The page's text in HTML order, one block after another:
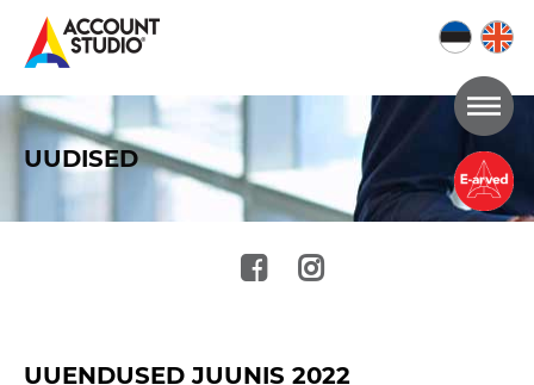
Mine
lehe
sisuUUDISED
UUENDUSED JUUNIS 2022